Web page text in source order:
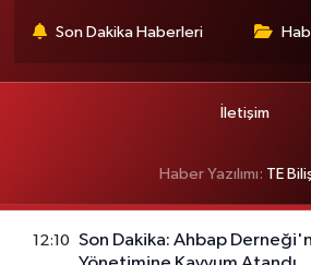
Son Dakika Haberleri
İletişim
Haber Yazılımı: TE
12:10
Son Dakika: Ahbap